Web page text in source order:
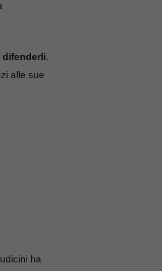
difenderli.
alle sue
ha